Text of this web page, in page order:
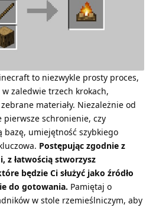
to niezwykle prosty proces,
zaledwie trzech krokach,
materiały. Niezależnie od
pierwsze schronienie, czy
bazę, umiejętność szybkiego
Postępując zgodnie z
z łatwością stworzysz
będzie Ci służyć jako źródło
do gotowania. Pamiętaj o
w stole rzemieślniczym, aby